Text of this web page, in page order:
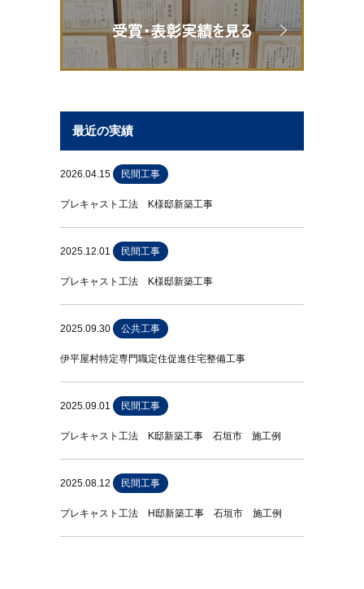
最近の実績
2026.04.15 民間工事
プレキャスト工法 K様邸新築工事
2025.12.01 民間工事
プレキャスト工法 K様邸新築工事
2025.09.30 公共工事
伊平屋村特定専門職定住促進住宅整備工事
2025.09.01 民間工事
プレキャスト工法 K邸新築工事 石垣市 施工例
2025.08.12 民間工事
プレキャスト工法 H邸新築工事 石垣市 施工例